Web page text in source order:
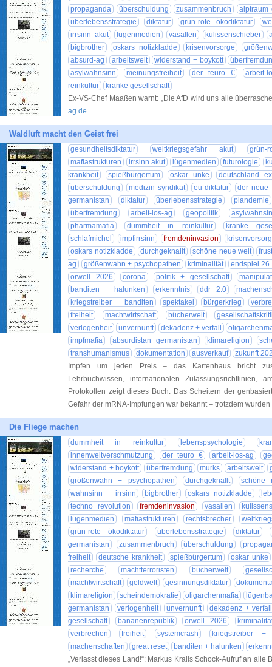
propaganda
überschuldung zusammenbruch
alptraum
überlebensstrategie
diktatur grün-rote ökodiktatur
irrsinn akut
lügenmedien vasallen kulissenschieber
bigbrother
oskars notizkladde krisenvorsorge
absurd-ag
arbeitswelt widerstand + boykott
asylwahnsinn
meinungsfreiheit der teuro €
arbeit-
reinkultur
kranke gesellschaft
Ex-VS-Chef Maaßen warnt: „Die AfD wird uns alle
ag.de
Waldluft macht den Geist frei
gesundheitsdiktatur weltkriegsgefahr akut
grün-
mafiastrukturen
irrsinn akut lügenmedien futurologie
krankheit
spießbürgertum oskar unke
deutschland
überschuldung
medizin syndikat eu-diktatur
der neue
germanistan
diktatur überlebensstrategie
plandemie
überfremdung
arbeit-los-ag geopolitik
pharmamafia
dummheit in reinkultur
kranke
schlafmichel
impfirrsinn fremdeninvasion
oskars notizkladde
durchgeknallt schöne neue welt
ag
größenwahn + psychopathen kriminalität
endspiel 26
orwell 2026
corona politik + gesellschaft
banditen + halunken
erkenntnis ddr 2.0
kriegstreiber + banditen
spektakel bürgerkrieg
freiheit
machtwirtschaft bücherwelt
verlogenheit
unvernunft dekadenz + verfall
impfmafia
absurdistan germanistan klimareligion
transhumanismus
dokumentation ausverkauf
zukunft
Impfen um jeden Preis – das Kartenhaus bricht
Lehrbuchwissen, internationalen Zulassungsrichtlinien,
Protokollen zeigt dieses Buch: Das Scheitern der
Gefahr der mRNA-Impfungen war bekannt – trotzdem
Die Fliege machen
dummheit in reinkultur lebenspsychologie
innenweltverschmutzung
der teuro € arbeit-los-ag
widerstand + boykott
überfremdung murks arbeitswelt
größenwahn + psychopathen
durchgeknallt
schöne
wahnsinn + irrsinn
bigbrother oskars notizkladde
techno revolution
fremdeninvasion vasallen
lügenmedien
mafiastrukturen rechtsbrecher
grün-rote ökodiktatur
überlebensstrategie
diktatur
germanistan
zusammenbruch überschuldung
freiheit
deutsche krankheit spießbürgertum
oskar unke
recherche
machtterroristen bücherwelt
machtwirtschaft
geldwelt gesinnungsdiktatur
klimareligion
scheindemokratie oligarchenmafia
germanistan
verlogenheit unvernunft
dekadenz + verfall
gesellschaft
bananenrepublik orwell 2026
verbrechen
freiheit systemcrash
kriegstreiber +
machenschaften
great reset banditen + halunken
„Verlasst dieses Land!“: Markus Kralls Schock-Aufruf an